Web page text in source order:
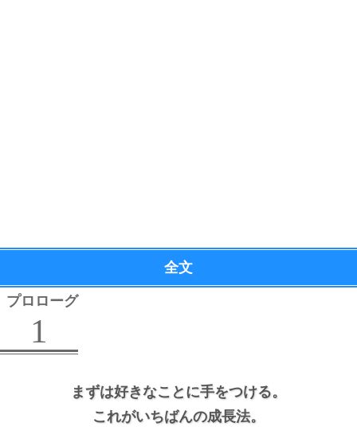
全文
プロローグ
1
まずは好きなことに手をつける。
これがいちばんの成長法。